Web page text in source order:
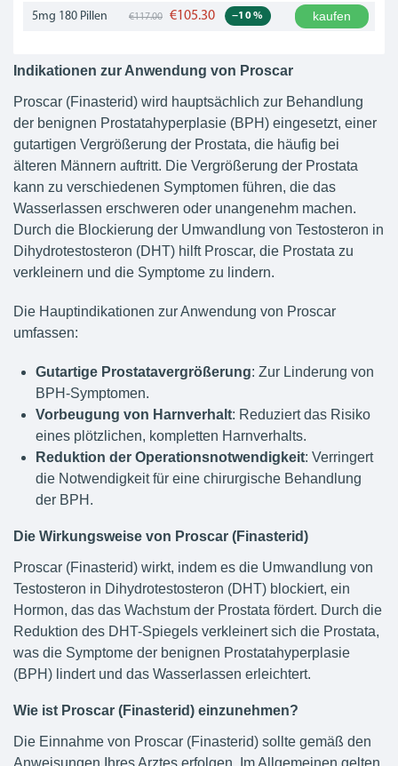
5mg 180 Pillen €117.00 €105.30 −10 % kaufen
Indikationen zur Anwendung von Proscar
Proscar (Finasterid) wird hauptsächlich zur Behandlung
der benignen Prostatahyperplasie (BPH) eingesetzt, einer
gutartigen Vergrößerung der Prostata, die häufig bei
älteren Männern auftritt. Die Vergrößerung der Prostata
kann zu verschiedenen Symptomen führen, die das
Wasserlassen erschweren oder unangenehm machen.
Durch die Blockierung der Umwandlung von Testosteron in
Dihydrotestosteron (DHT) hilft Proscar, die Prostata zu
verkleinern und die Symptome zu lindern.
Die Hauptindikationen zur Anwendung von Proscar
umfassen:
Gutartige Prostatavergrößerung: Zur Linderung von
BPH-Symptomen.
Vorbeugung von Harnverhalt: Reduziert das Risiko
eines plötzlichen, kompletten Harnverhalts.
Reduktion der Operationsnotwendigkeit: Verringert
die Notwendigkeit für eine chirurgische Behandlung
der BPH.
Die Wirkungsweise von Proscar (Finasterid)
Proscar (Finasterid) wirkt, indem es die Umwandlung von
Testosteron in Dihydrotestosteron (DHT) blockiert, ein
Hormon, das das Wachstum der Prostata fördert. Durch die
Reduktion des DHT-Spiegels verkleinert sich die Prostata,
was die Symptome der benignen Prostatahyperplasie
(BPH) lindert und das Wasserlassen erleichtert.
Wie ist Proscar (Finasterid) einzunehmen?
Die Einnahme von Proscar (Finasterid) sollte gemäß den
Anweisungen Ihres Arztes erfolgen. Im Allgemeinen gelten